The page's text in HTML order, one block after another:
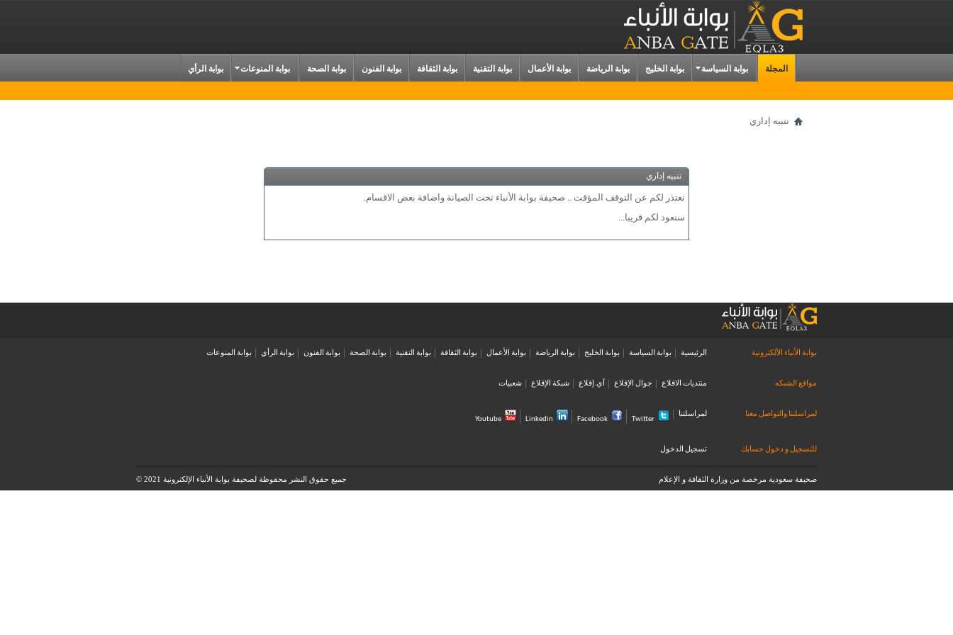
المجلة بوابة السياسة بوابة الخليج بوابة الرياضة بوابة الأعمال بوابة التقنية بوابة الثقافة بوابة الفنون بوابة الصحة بوابة المنوعات بوابة الرأي
تنبيه إداري
تنبيه إداري
نعتذر لكم عن التوقف المؤقت .. صحيفة بوابة الأنباء تحت الصيانة واضافة بعض الاقسام.
سنعود لكم قريبا...
بوابة الأنباء الألكترونية الرئيسية بوابة السياسة بوابة الخليج بوابة الرياضة بوابة الأعمال بوابة الثقافة بوابة التقنية بوابة الصحة بوابة الفنون بوابة الرأي بوابة المنوعات
مواقع الشبكه منتديات الاقلاع جوال الإقلاع آي.إقلاع شبكة الإقلاع شعبيات
لمراسلتنا والتواصل معنا لمراسلتنا
Twitter
Facebook
Linkedin
Youtube
للتسجيل و دخول حسابك تسجيل الدخول
صحيفة سعودية مرخصة من وزارة الثقافة و الإعلام جميع حقوق النشر محفوظة لصحيفة بوابة الأنباء الإلكترونية 2021 ©